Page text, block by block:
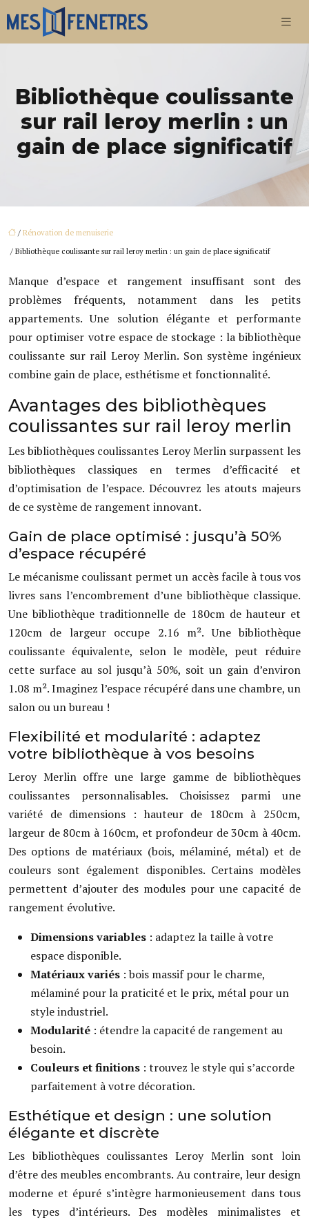
Bibliothèque coulissante
sur rail leroy merlin : un
gain de place significatif
/ Rénovation de menuiserie
/ Bibliothèque coulissante sur rail leroy merlin : un gain de place significatif
Manque d’espace et rangement insuffisant sont des
problèmes fréquents, notamment dans les petits
appartements. Une solution élégante et performante
pour optimiser votre espace de stockage : la bibliothèque
coulissante sur rail Leroy Merlin. Son système ingénieux
combine gain de place, esthétisme et fonctionnalité.
Avantages des bibliothèques
coulissantes sur rail leroy merlin
Les bibliothèques coulissantes Leroy Merlin surpassent les
bibliothèques classiques en termes d’efficacité et
d’optimisation de l’espace. Découvrez les atouts majeurs
de ce système de rangement innovant.
Gain de place optimisé : jusqu’à 50%
d’espace récupéré
Le mécanisme coulissant permet un accès facile à tous vos
livres sans l’encombrement d’une bibliothèque classique.
Une bibliothèque traditionnelle de 180cm de hauteur et
120cm de largeur occupe 2.16 m². Une bibliothèque
coulissante équivalente, selon le modèle, peut réduire
cette surface au sol jusqu’à 50%, soit un gain d’environ
1.08 m². Imaginez l’espace récupéré dans une chambre, un
salon ou un bureau !
Flexibilité et modularité : adaptez
votre bibliothèque à vos besoins
Leroy Merlin offre une large gamme de bibliothèques
coulissantes personnalisables. Choisissez parmi une
variété de dimensions : hauteur de 180cm à 250cm,
largeur de 80cm à 160cm, et profondeur de 30cm à 40cm.
Des options de matériaux (bois, mélaminé, métal) et de
couleurs sont également disponibles. Certains modèles
permettent d’ajouter des modules pour une capacité de
rangement évolutive.
Dimensions variables : adaptez la taille à votre
espace disponible.
Matériaux variés : bois massif pour le charme,
mélaminé pour la praticité et le prix, métal pour un
style industriel.
Modularité : étendre la capacité de rangement au
besoin.
Couleurs et finitions : trouvez le style qui s’accorde
parfaitement à votre décoration.
Esthétique et design : une solution
élégante et discrète
Les bibliothèques coulissantes Leroy Merlin sont loin
d’être des meubles encombrants. Au contraire, leur design
moderne et épuré s’intègre harmonieusement dans tous
les types d’intérieurs. Des modèles minimalistes et